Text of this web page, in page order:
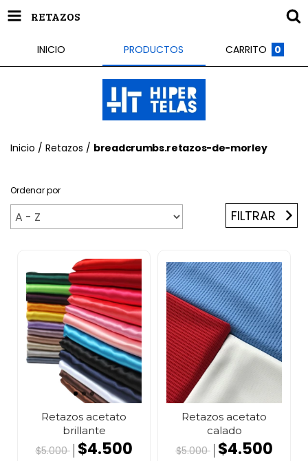
RETAZOS
INICIO PRODUCTOS CARRITO 0
Inicio / Retazos / breadcrumbs.retazos-de-morley
Ordenar por
FILTRAR
Retazos acetato
brillante
$5.000 $4.500
Retazos acetato
calado
$5.000 $4.500